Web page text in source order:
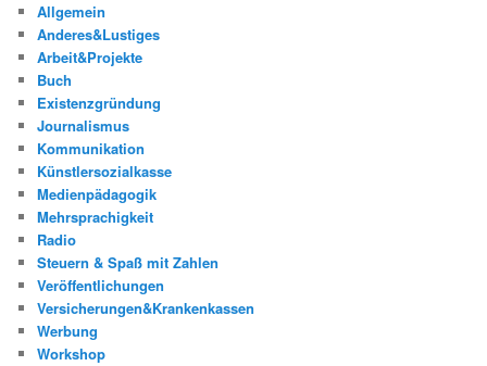
n
Allgemein
Anderes&Lustiges
Arbeit&Projekte
Buch
Existenzgründung
Journalismus
Kommunikation
Künstlersozialkasse
Medienpädagogik
Mehrsprachigkeit
Radio
Steuern & Spaß mit Zahlen
Veröffentlichungen
Versicherungen&Krankenkassen
Werbung
Workshop